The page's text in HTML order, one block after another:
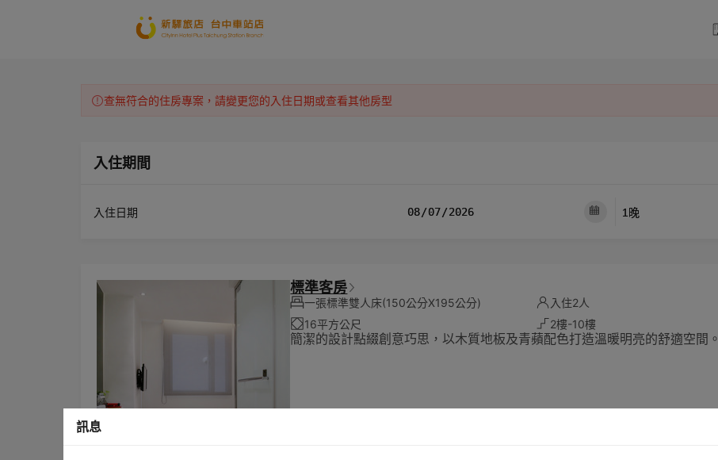
查無符合的住房專案，請變更您的入住日期或查看其他房型
入住期間
入住日期
標準客房
一張標準雙人床(150公分X195公分)
入住2人
16平方公尺
2樓-10樓
簡潔的設計點綴創意巧思，以木質地板及青蘋配色打造溫暖明亮的舒適空間。
訊息